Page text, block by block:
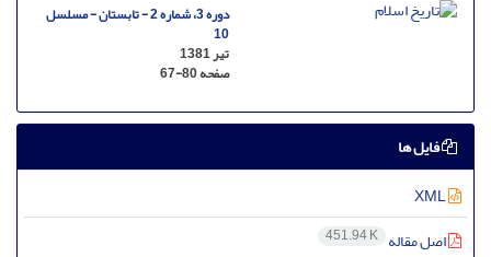
دوره 3، شماره 2 - تابستان - مسلسل
10
تیر 1381
صفحه67-80
فایل ها
اصل مقاله 451.94 K